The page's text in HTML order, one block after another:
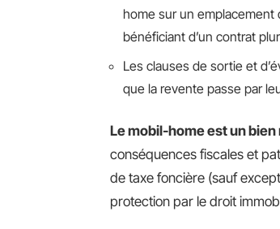
home sur un emplacement
bénéficiant d’un contrat
Les clauses de sortie et
que la revente passe par
Le mobil-home est un
conséquences fiscales et
de taxe foncière (sauf
protection par le droit